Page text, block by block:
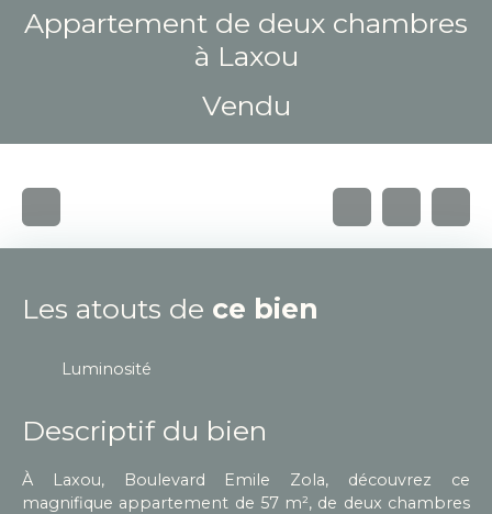
Appartement de deux chambres
à Laxou
Vendu
Les atouts de ce bien
Luminosité
Descriptif du bien
À Laxou, Boulevard Emile Zola, découvrez ce
magnifique appartement de 57 m², de deux chambres